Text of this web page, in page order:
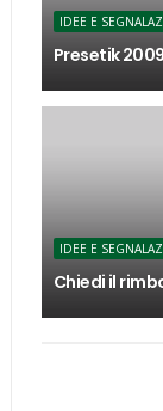
IDEE E
Presetik 2009
IDEE E
Chiedi il